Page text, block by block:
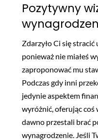
Pozytywny
Zdarzyło Ci się
ponieważ nie miałeś
zaproponować mu
Podczas gdy inni
jedynie aspektem
wyróżnić, oferując coś
dawno przestali brać
wynagrodzenie. Jeśli